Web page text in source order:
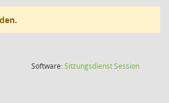
Software:SitzungsdienstSession(Wird in